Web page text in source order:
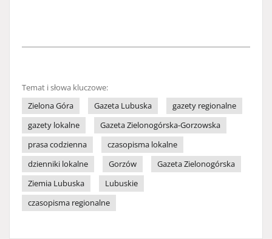
Temat i słowa kluczowe:
Zielona Góra
Gazeta Lubuska
gazety regionalne
gazety lokalne
Gazeta Zielonogórska-Gorzowska
prasa codzienna
czasopisma lokalne
dzienniki lokalne
Gorzów
Gazeta Zielonogórska
Ziemia Lubuska
Lubuskie
czasopisma regionalne